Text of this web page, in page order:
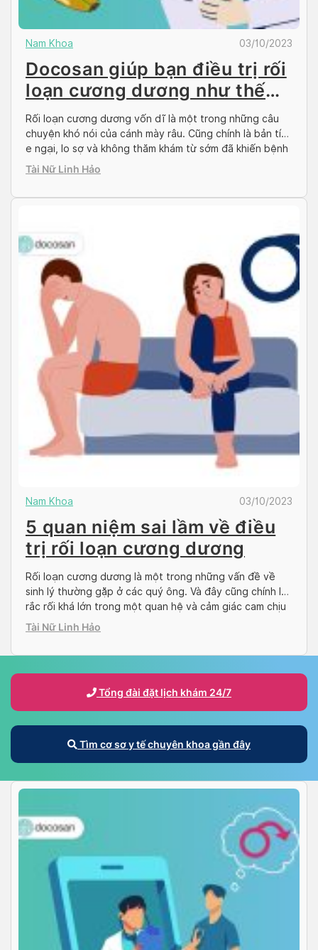
Nam Khoa 03/10/2023
Docosan giúp bạn điều trị rối
loạn cương dương như thế
nào?
Rối loạn cương dương vốn dĩ là một trong những câu
chuyện khó nói của cánh mày râu. Cũng chính là bản tính
e ngại, lo sợ và không thăm khám từ sớm đã khiến bệnh
tình trở nên nặng nề hơn. Lúc này, việc điều trị cũng trở
Tài Nữ Linh Hảo
Nam Khoa 03/10/2023
5 quan niệm sai lầm về điều
trị rối loạn cương dương
Rối loạn cương dương là một trong những vấn đề về
sinh lý thường gặp ở các quý ông. Và đây cũng chính là
rắc rối khá lớn trong một quan hệ và cảm giác cam chịu
không chính đáng. Song, những quan niệm sai lầm về rối
Tài Nữ Linh Hảo
Tổng đài đặt lịch khám 24/7
Tìm cơ sơ y tế chuyên khoa gần đây